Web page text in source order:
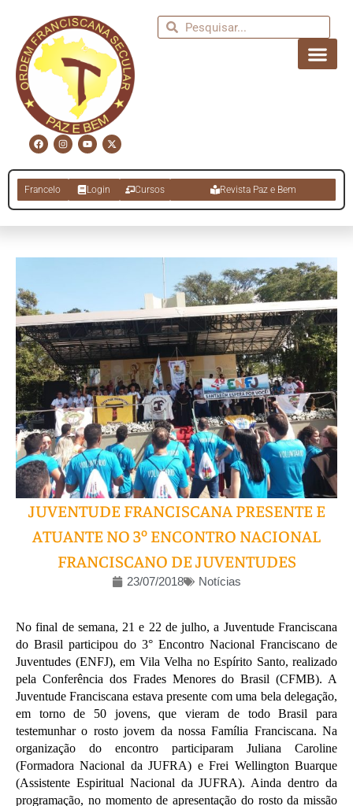
Francelo Login Cursos Revista Paz e Bem
JUVENTUDE FRANCISCANA PRESENTE E
ATUANTE NO 3º ENCONTRO NACIONAL
FRANCISCANO DE JUVENTUDES
23/07/2018 Notícias
No final de semana, 21 e 22 de julho, a Juventude Franciscana
do Brasil participou do 3° Encontro Nacional Franciscano de
Juventudes (ENFJ), em Vila Velha no Espírito Santo, realizado
pela Conferência dos Frades Menores do Brasil (CFMB). A
Juventude Franciscana estava presente com uma bela delegação,
em torno de 50 jovens, que vieram de todo Brasil para
testemunhar o rosto jovem da nossa Família Franciscana. Na
organização do encontro participaram Juliana Caroline
(Formadora Nacional da JUFRA) e Frei Wellington Buarque
(Assistente Espiritual Nacional da JUFRA). Ainda dentro da
programação, no momento de apresentação do rosto da missão